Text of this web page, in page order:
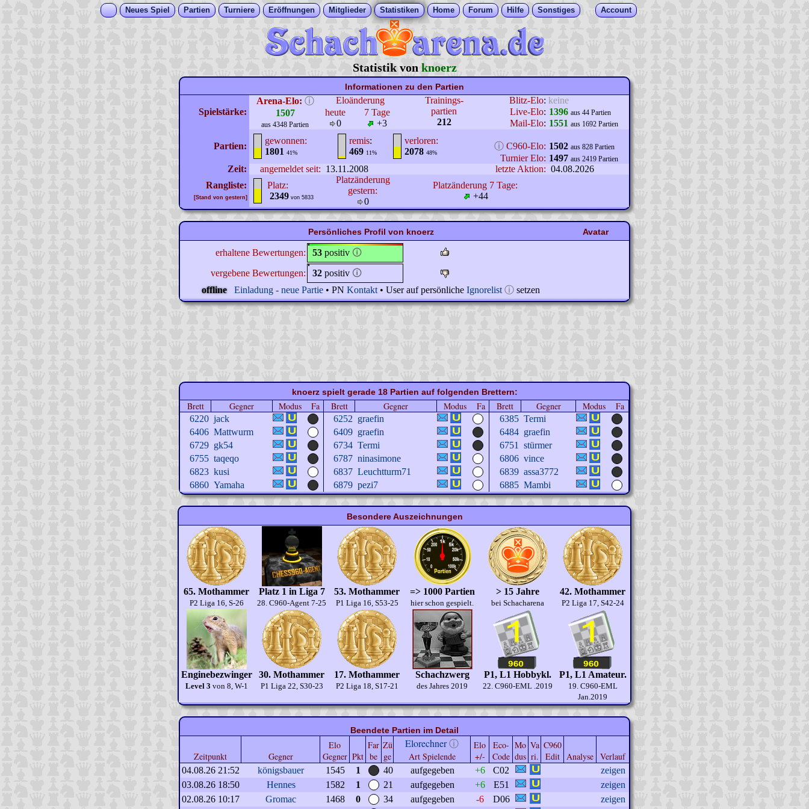
Neues Spiel Partien Turniere Eröffnungen Mitglieder Statistiken Home Forum Hilfe Sonstiges Account
Statistik von knoerz
Informationen zu den Partien
Spielstärke:
Arena-Elo: ⓘ
1507
aus 4348 Partien
Eloänderung
Trainings-
partien
212
Blitz-Elo: keine
heute
0
7 Tage
+3
Live-Elo: 1396 aus 44 Partien
Mail-Elo: 1551 aus 1692 Partien
Partien:
gewonnen:
1801 41%
remis:
469 11%
verloren:
2078 48%
ⓘ C960-Elo: 1502 aus 828 Partien
Turnier Elo: 1497 aus 2419 Partien
Zeit: angemeldet seit: 13.11.2008 letzte Aktion: 04.08.2026
Rangliste:
[Stand von gestern]
Platz:
2349 von 5833
Platzänderung
gestern:
0
Platzänderung 7 Tage:
+44
Persönliches Profil von knoerz Avatar
erhaltene Bewertungen: 53 positiv 🛈
vergebene Bewertungen:
32 positiv 🛈
offline
Einladung - neue Partie • PN Kontakt • User auf persönliche Ignorelist ⓘ setzen
knoerz spielt gerade 18 Partien auf folgenden Brettern:
Brett Gegner Modus Fa Brett Gegner Modus Fa Brett Gegner Modus Fa
6220 jack 6252 graefin 6385 Termi
6406 Mattwurm 6409 graefin 6484 graefin
6729 gk54 6734 Termi 6751
stürmer
6755 taqeqo 6787 ninasimone 6806 vince
6823 kusi 6837 Leuchtturm71 6839 assa3772
6860 Yamaha 6879 pezi7 6885 Mambi
Besondere Auszeichnungen
65. Mothammer
P2 Liga 16, S-26
Platz 1 in Liga 7
28. C960-Agent 7-25
53. Mothammer
P1 Liga 16, S53-25
=> 1000 Partien
hier schon gespielt.
> 15 Jahre
bei Schacharena
42. Mothammer
P2 Liga 17, S42-24
Enginebezwinger
Level 3 von 8, W-1
30. Mothammer
P1 Liga 22, S30-23
17. Mothammer
P2 Liga 18, S17-21
Schachzwerg
des Jahres 2019
P1, L1 Hobbykl.
22. C960-EML .2019
P1, L1 Amateur.
19. C960-EML
Jan.2019
Beendete Partien im Detail
Zeitpunkt Gegner
Elo
Gegner Pkt
Far
be
Zü
ge
Elorechnerⓘ
Art Spielende
Elo
+/-
Eco-
Code
Mo
dus
Va
ri.
C960
Edit
Analyse Verlauf
04.08.26 21:52 königsbauer 1545 1 40 aufgegeben +6 C02
zeigen
03.08.26 18:50
Hennes 1582 1 21 aufgegeben +6 E51
zeigen
02.08.26 10:17
Gromac 1468 0 34 aufgegeben -6 D06
zeigen